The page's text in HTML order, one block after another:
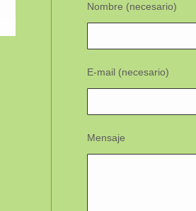
Nombre (necesario)
E-mail (necesario)
Mensaje